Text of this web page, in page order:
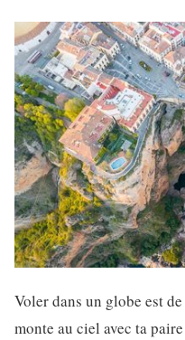
Voler dans un globe est
monte au ciel avec ta